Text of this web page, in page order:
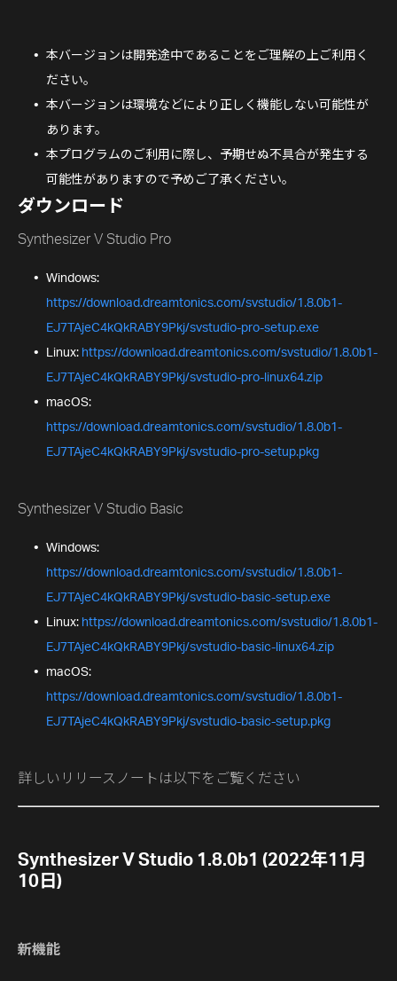
本バージョンは開発途中であることをご理解の上ご利用く
ださい。
本バージョンは環境などにより正しく機能しない可能性が
あります。
本プログラムのご利用に際し、予期せぬ不具合が発生する
可能性がありますので予めご了承ください。
ダウンロード
Synthesizer V Studio Pro
Windows:
https://download.dreamtonics.com/svstudio/1.8.0b1-
EJ7TAjeC4kQkRABY9Pkj/svstudio-pro-setup.exe
Linux: https://download.dreamtonics.com/svstudio/1.8.0b1-
EJ7TAjeC4kQkRABY9Pkj/svstudio-pro-linux64.zip
macOS:
https://download.dreamtonics.com/svstudio/1.8.0b1-
EJ7TAjeC4kQkRABY9Pkj/svstudio-pro-setup.pkg
Synthesizer V Studio Basic
Windows:
https://download.dreamtonics.com/svstudio/1.8.0b1-
EJ7TAjeC4kQkRABY9Pkj/svstudio-basic-setup.exe
Linux: https://download.dreamtonics.com/svstudio/1.8.0b1-
EJ7TAjeC4kQkRABY9Pkj/svstudio-basic-linux64.zip
macOS:
https://download.dreamtonics.com/svstudio/1.8.0b1-
EJ7TAjeC4kQkRABY9Pkj/svstudio-basic-setup.pkg
詳しいリリースノートは以下をご覧ください
Synthesizer V Studio 1.8.0b1 (2022年11月
10日)
新機能